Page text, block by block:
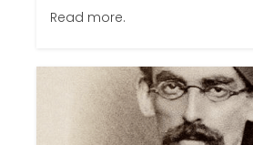
Read more.